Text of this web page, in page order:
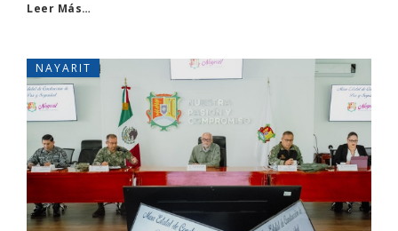
Leer Más…
NAYARIT